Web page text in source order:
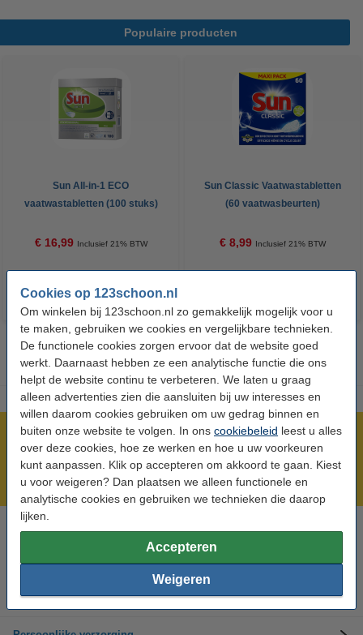
Cookies op 123schoon.nl
Om winkelen bij 123schoon.nl zo gemakkelijk mogelijk voor u
te maken, gebruiken we cookies en vergelijkbare technieken.
De functionele cookies zorgen ervoor dat de website goed
werkt. Daarnaast hebben ze een analytische functie die ons
helpt de website continu te verbeteren. We laten u graag
alleen advertenties zien die aansluiten bij uw interesses en
willen daarom cookies gebruiken om uw gedrag binnen en
buiten onze website te volgen. In ons cookiebeleid leest u alles
over deze cookies, hoe ze werken en hoe u uw voorkeuren
kunt aanpassen. Klik op accepteren om akkoord te gaan. Kiest
u voor weigeren? Dan plaatsen we alleen functionele en
analytische cookies en gebruiken we technieken die daarop
lijken.
Accepteren
Weigeren
Populaire producten
Sun All-in-1 ECO
vaatwastabletten (100 stuks)
€ 16,99 Inclusief 21% BTW
Sun Classic Vaatwastabletten
(60 vaatwasbeurten)
€ 8,99 Inclusief 21% BTW
Meer dan 5 miljoen klanten!
Voor 23.59 uur besteld, morgen in huis!
Groot assortiment!
Op werkdagen van 9.00 tot 17.30 uur
Schoonmaakartikelen